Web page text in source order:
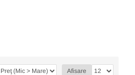
Afisare